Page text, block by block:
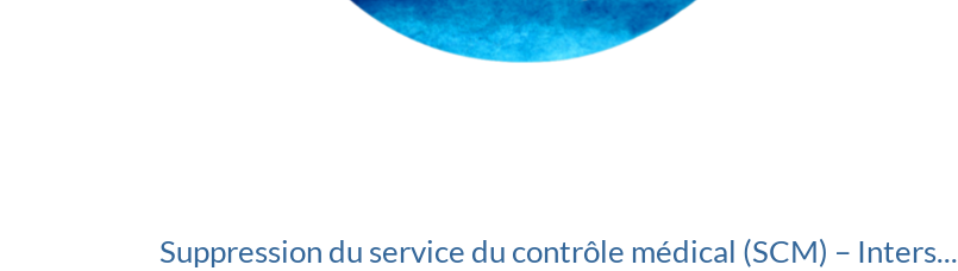
Suppression du service du contrôle médical (SCM) – Inters...